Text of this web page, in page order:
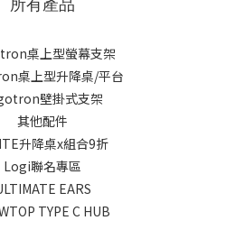
桌上型螢幕支架
桌上型升降桌/平台
壁掛式支架
其他配件
升降桌x組合9折
Logi聯名專區
EARS
TYPE C HUB